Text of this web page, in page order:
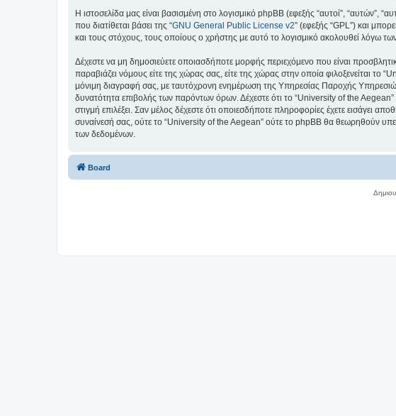
Η ιστοσελίδα μας είναι βασισμένη στο λογισμικό phpBB (εφεξής “αυτοί”,
που διατίθεται βάσει της “GNU General Public License v2” (εφεξής “GPL”) και
και τους στόχους, τους οποίους ο χρήστης με αυτό το λογισμικό ακολουθεί λόγω
Δέχεστε να μη δημοσιεύετε οποιασδήποτε μορφής περιεχόμενο που είναι
παραβιάζει νόμους είτε της χώρας σας, είτε της χώρας στην οποία φιλοξενείται το
μόνιμη διαγραφή σας, με ταυτόχρονη ενημέρωση της Υπηρεσίας Παροχής
δυνατότητα επιβολής των παρόντων όρων. Δέχεστε ότι το “University of the Aegean”
στιγμή επιλέξει. Σαν μέλος δέχεστε ότι οποιεσδήποτε πληροφορίες έχετε εισάγει
συναίνεσή σας, ούτε το “University of the Aegean” ούτε το phpBB θα θεωρηθούν
των δεδομένων.
Board